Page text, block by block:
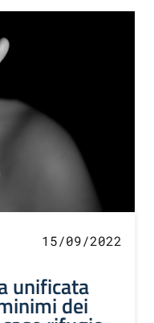
15/09/2022
unificata
dei